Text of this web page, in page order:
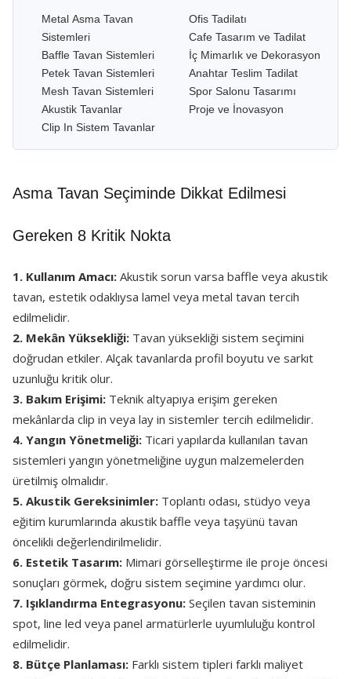
Metal Asma Tavan
Sistemleri
Baffle Tavan Sistemleri
Petek Tavan Sistemleri
Mesh Tavan Sistemleri
Akustik Tavanlar
Clip In Sistem Tavanlar
Ofis Tadilatı
Cafe Tasarım ve Tadilat
İç Mimarlık ve Dekorasyon
Anahtar Teslim Tadilat
Spor Salonu Tasarımı
Proje ve İnovasyon
Asma Tavan Seçiminde Dikkat Edilmesi
Gereken 8 Kritik Nokta
1. Kullanım Amacı: Akustik sorun varsa baffle veya akustik
tavan, estetik odaklıysa lamel veya metal tavan tercih
edilmelidir.
2. Mekân Yüksekliği: Tavan yüksekliği sistem seçimini
doğrudan etkiler. Alçak tavanlarda profil boyutu ve sarkıt
uzunluğu kritik olur.
3. Bakım Erişimi: Teknik altyapıya erişim gereken
mekânlarda clip in veya lay in sistemler tercih edilmelidir.
4. Yangın Yönetmeliği: Ticari yapılarda kullanılan tavan
sistemleri yangın yönetmeliğine uygun malzemelerden
üretilmiş olmalıdır.
5. Akustik Gereksinimler: Toplantı odası, stüdyo veya
eğitim kurumlarında akustik baffle veya taşyünü tavan
öncelikli değerlendirilmelidir.
6. Estetik Tasarım: Mimari görselleştirme ile proje öncesi
sonuçları görmek, doğru sistem seçimine yardımcı olur.
7. Işıklandırma Entegrasyonu: Seçilen tavan sisteminin
spot, line led veya panel armatürlerle uyumluluğu kontrol
edilmelidir.
8. Bütçe Planlaması: Farklı sistem tipleri farklı maliyet